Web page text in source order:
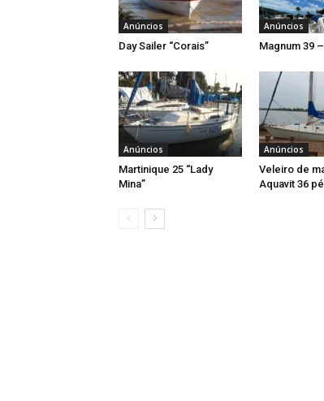
Anúncios
Day Sailer “Corais”
Anúncios
Magnum 39
Anúncios
Martinique 25 “Lady
Mina”
Anúncios
Veleiro de
Aquavit 36